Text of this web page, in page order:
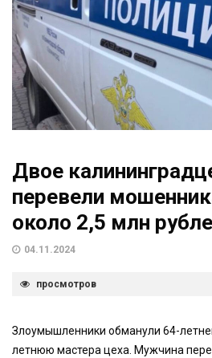
Двое
перевели
около 2,5 млн
04.11.2024
просмотров
Злоумышленники обманули 64-
летнюю мастера цеха. Мужчина